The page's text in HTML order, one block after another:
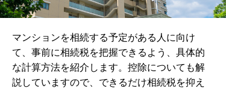
マンションを相続する予定がある人に向け
て、事前に相続税を把握できるよう、具体的
な計算方法を紹介します。控除についても解
説していますので、できるだけ相続税を抑え